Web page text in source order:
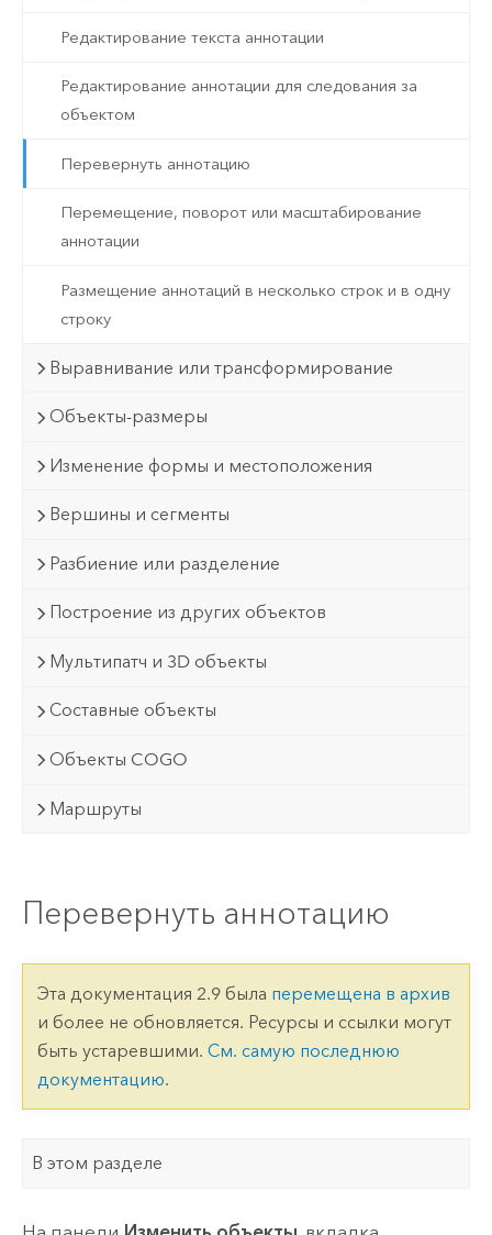
Редактирование текста аннотации
Редактирование аннотации для следования за
объектом
Перевернуть аннотацию
Перемещение, поворот или масштабирование
аннотации
Размещение аннотаций в несколько строк и в одну
строку
Выравнивание или трансформирование
Объекты-размеры
Изменение формы и местоположения
Вершины и сегменты
Разбиение или разделение
Построение из других объектов
Мультипатч и 3D объекты
Составные объекты
Объекты COGO
Маршруты
Перевернуть аннотацию
Эта документация 2.9 была перемещена в архив
и более не обновляется. Ресурсы и ссылки могут
быть устаревшими. См. самую последнюю
документацию.
В этом разделе